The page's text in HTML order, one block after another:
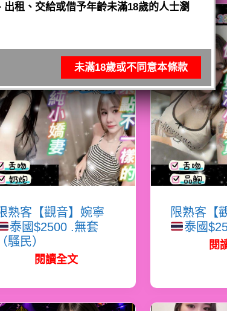
熟客【觀音】婉寧
泰國$2500 .無套
（騷民）
閱讀全文
限熟客【
泰國
閱
租、交給或借予年齡未滿18歲的人士瀏
未滿18歲或不同意本條款